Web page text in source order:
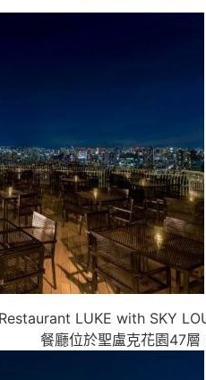
Restaurant LUKE with SKY
餐廳位於聖盧克花園47層